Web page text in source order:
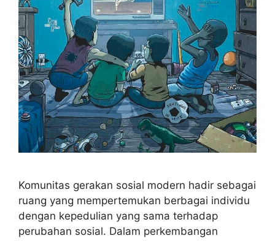
Komunitas gerakan sosial modern hadir sebagai
ruang yang mempertemukan berbagai individu
dengan kepedulian yang sama terhadap
perubahan sosial. Dalam perkembangan